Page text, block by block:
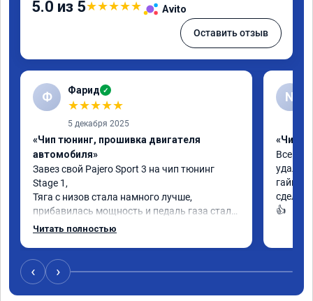
5.0 из 5★★★★★ Avito
Оставить отзыв
Ф Фарид ✓
★★★★★
5 декабря 2025
«Чип тюнинг, прошивка двигателя
автомобиля»
Завез свой Pajero Sport 3 на чип тюнинг
Stage 1,
Тяга с низов стала намного лучше,
прибавилась мощность и педаль газа стала
отзывчивее.
качественно!
Читал что в Австралии при покупке этих
машин сразу делают чип тюнинг, чтобы не
Читать полностью
N
«Чип
Все
гайки
👍
‹ ›